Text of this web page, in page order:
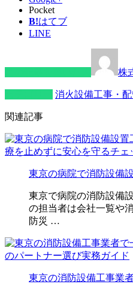
Pocket
B!はてブ
LINE
株
消火設備工事・
関連記事
東京の病院で消防設備
東京で病院の消防設備
の担当者は会社一覧や
防災 …
東京の消防設備工事業